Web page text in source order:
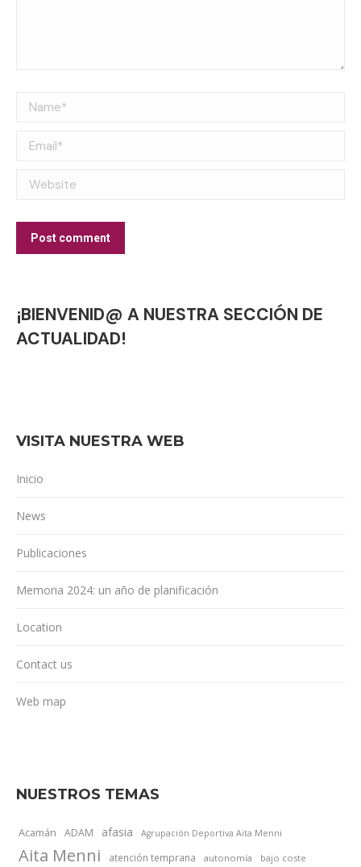
Name *
Email *
Website
Post comment
¡BIENVENID@ A NUESTRA SECCIÓN DE
ACTUALIDAD!
VISITA NUESTRA WEB
Inicio
News
Publicaciones
Memoria 2024: un año de planificación
Location
Contact us
Web map
NUESTROS TEMAS
Acamán ADAM afasia Agrupación Deportiva Aita Menni
Aita Menni atención temprana autonomía bajo coste